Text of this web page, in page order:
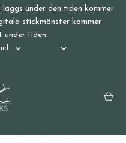
under den tiden kommer
stickmönster kommer
under tiden.